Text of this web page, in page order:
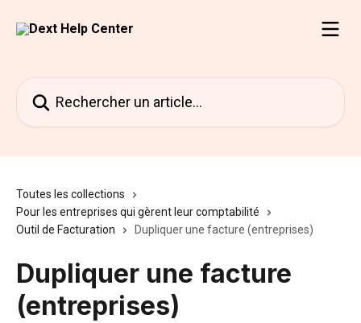
Toutes les collections
Pour les entreprises qui gèrent leur comptabilité
Outil de Facturation
Dupliquer une facture (entreprises)
Dupliquer une facture
(entreprises)